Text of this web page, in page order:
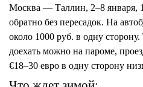
Москва — Таллин, 2–8 января,
обратно без пересадок. На
около 1000 руб. в одну
доехать можно на пароме,
€18–30 евро в одну сторону